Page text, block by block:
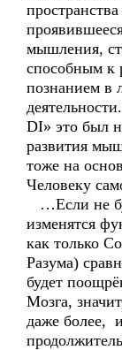
мышления,
способным к
познанием в
DI» это был
развития
тоже на
Человеку
…Если не
изменятся
как только
Разума)
будет
Мозга,
даже более,